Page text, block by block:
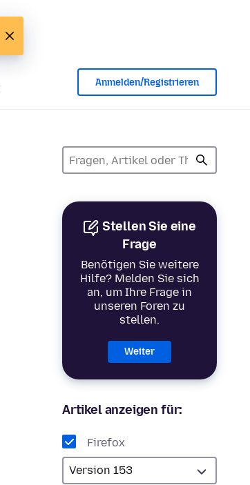
Anmelden/Registrieren
Stellen Sie eine
Frage
Benötigen Sie weitere
Hilfe? Melden Sie sich
an, um Ihre Frage in
unseren Foren zu
stellen.
Weiter
Artikel anzeigen für:
Firefox